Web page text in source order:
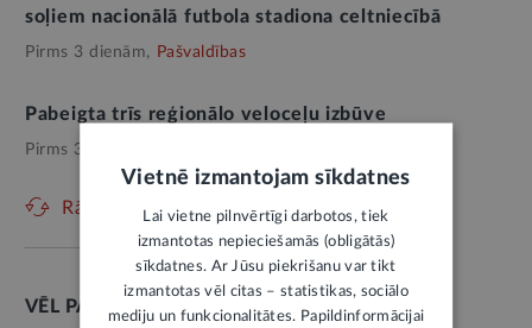
soļiem nacionālā futbola stadiona celtniecībā
Pirms 3 dienām, Pašvaldības
Pabeigta trīs reģionālo veloceļu izbūve
Pirms 3 dienām,
Rādīt vēl
VĒL PAR ŠO TĒMU
Vietnē izmantojam sīkdatnes
Lai vietne pilnvērtīgi darbotos, tiek
izmantotas nepieciešamās (obligātās)
sīkdatnes. Ar Jūsu piekrišanu var tikt
izmantotas vēl citas – statistikas, sociālo
mediju un funkcionalitātes. Papildinformācijai